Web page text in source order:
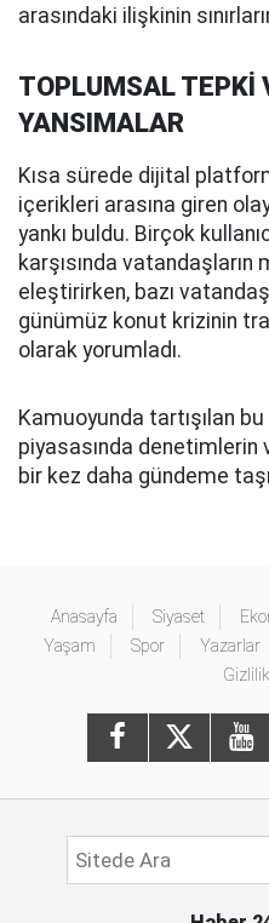
arasındaki ilişkinin
TOPLUMSAL TEPKİ
YANSIMALAR
Kısa sürede dijital
içerikleri arasına giren
yankı buldu. Birçok
karşısında vatandaşların
eleştirirken, bazı
günümüz konut krizinin
olarak yorumladı.
Kamuoyunda tartışılan
piyasasında denetimlerin
bir kez daha gündeme
Anasayfa Siyaset
Yaşam
Spor Yazarlar